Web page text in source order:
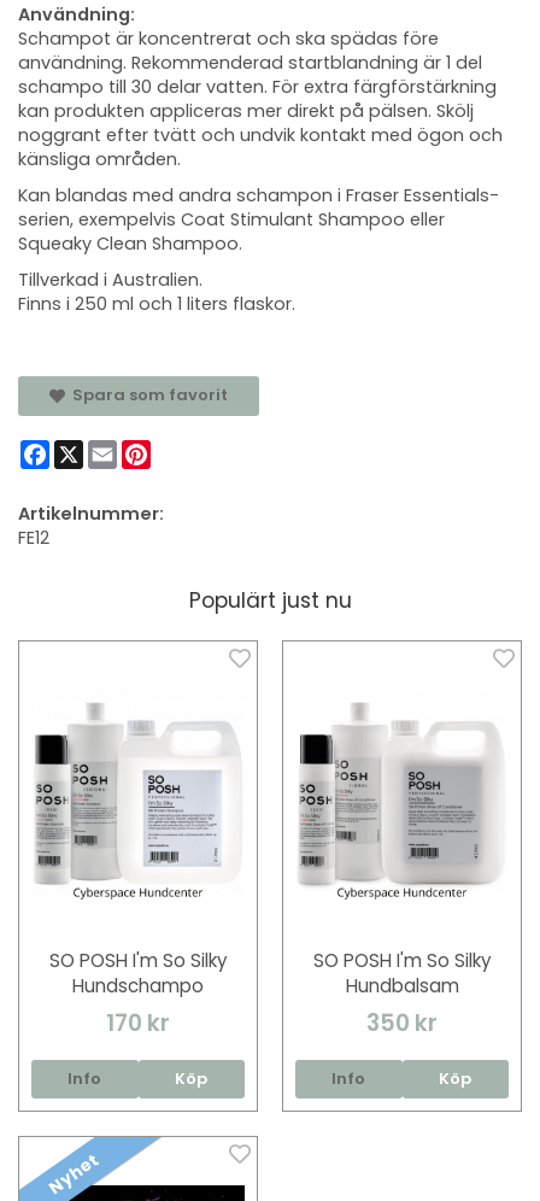
Användning:
Schampot är koncentrerat och ska spädas före
användning. Rekommenderad startblandning är 1 del
schampo till 30 delar vatten. För extra färgförstärkning
kan produkten appliceras mer direkt på pälsen. Skölj
noggrant efter tvätt och undvik kontakt med ögon och
känsliga områden.
Kan blandas med andra schampon i Fraser Essentials-
serien, exempelvis Coat Stimulant Shampoo eller
Squeaky Clean Shampoo.
Tillverkad i Australien.
Finns i 250 ml och 1 liters flaskor.
Spara som favorit
Facebook
X Email
Artikelnummer:
FE12
Populärt just nu
SO POSH I'm So Silky
Hundschampo
170 kr
Info Köp
SO POSH I'm So Silky
Hundbalsam
350 kr
Info Köp
Nyhet